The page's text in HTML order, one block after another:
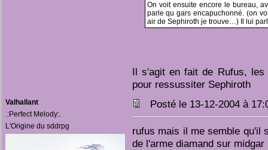
On voit ensuite encore le bureau,
parle qu gars encapuchonné. (on
air de Sephiroth je trouve…) Il lui
Il s'agit en fait de Rufus, les
pour ressussiter Sephiroth
Valhallant
.:Perfect Melody:.
L'Origine du sddrpg
Posté le 13-12-2004 à
rufus mais il me semble qu'il
de l'arme diamand sur midgar